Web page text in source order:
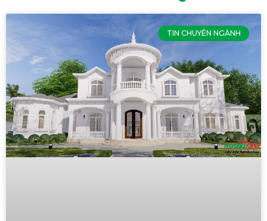
TIN CHUYÊN NGÀNH